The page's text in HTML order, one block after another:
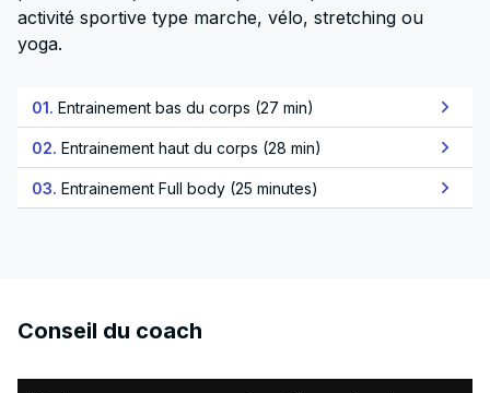
activité sportive type marche, vélo, stretching ou
yoga.
01. Entrainement bas du corps (27 min)
02. Entrainement haut du corps (28 min)
03. Entrainement Full body (25 minutes)
Conseil du coach